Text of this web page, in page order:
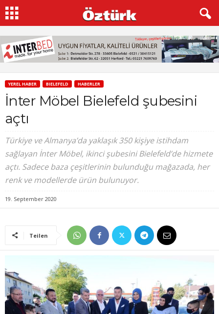
YEREL HABER BIELEFELD HABERLER
İnter Möbel Bielefeld şubesini
açtı
Türkiye ve Almanya’da yaklaşık 350 kişiye istihdam
sağlayan İnter Möbel, ikinci şubesini Bielefeld’de hizmete
açtı. Sadece baza çeşitlerinin bulunduğu mağazada, her
renk ve modellerde ürün bulunuyor.
19. September 2020
Teilen